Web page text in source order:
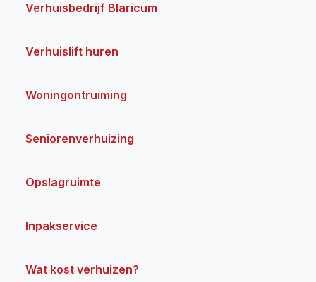
Verhuisbedrijf Blaricum
Verhuislift huren
Woningontruiming
Seniorenverhuizing
Opslagruimte
Inpakservice
Wat kost verhuizen?